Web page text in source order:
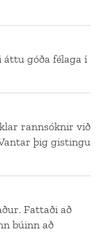
áttu góða félaga í
rannsóknir við
þig gistingu
Fattaði að
búinn að